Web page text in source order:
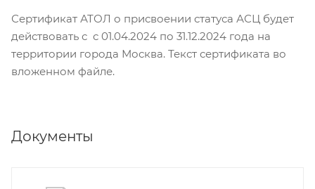
Сертификат АТОЛ о присвоении статуса АСЦ будет
действовать с с 01.04.2024 по 31.12.2024 года на
территории города Москва. Текст сертификата во
вложенном файле.
Документы